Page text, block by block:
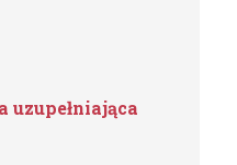
uzupełniająca